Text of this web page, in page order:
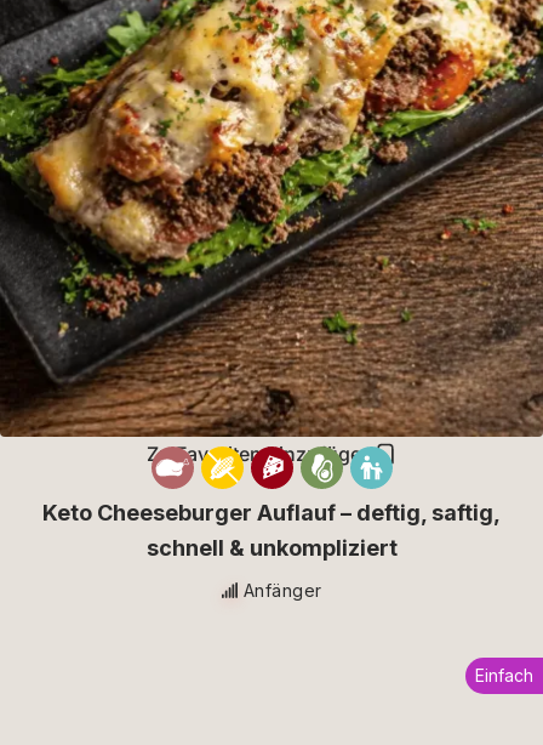
Zu Favoriten hinzufügen
Keto Cheeseburger Auflauf – deftig, saftig,
schnell & unkompliziert
Anfänger
Einfach